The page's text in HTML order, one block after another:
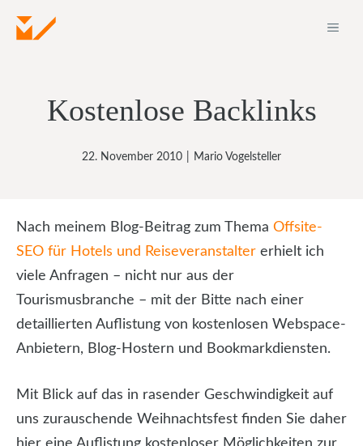
Inhalt
Kostenlose Backlinks
22. November 2010 Mario Vogelsteller
Nach meinem Blog-Beitrag zum Thema Offsite-
SEO für Hotels und Reiseveranstalter erhielt ich
viele Anfragen – nicht nur aus der
Tourismusbranche – mit der Bitte nach einer
detaillierten Auflistung von kostenlosen Webspace-
Anbietern, Blog-Hostern und Bookmarkdiensten.
Mit Blick auf das in rasender Geschwindigkeit auf
uns zurauschende Weihnachtsfest finden Sie daher